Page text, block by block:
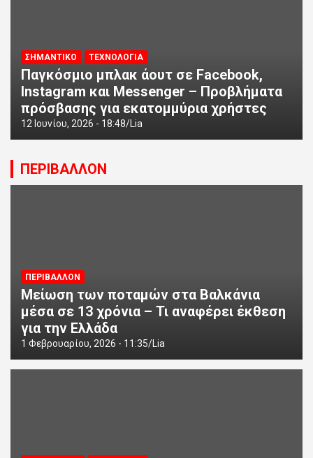
ΣΗΜΑΝΤΙΚΟ ΤΕΧΝΟΛΟΓΙΑ
Παγκόσμιο μπλακ άουτ σε Facebook,
Instagram και Messenger – Προβλήματα
πρόσβασης για εκατομμύρια χρήστες
12 Ιουνίου, 2026 - 18:48 Lia
ΠΕΡΙΒΑΛΛΟΝ
ΠΕΡΙΒΑΛΛΟΝ
Μείωση των ποταμών στα Βαλκάνια
μέσα σε 13 χρόνια – Τι αναφέρει έκθεση
για την Ελλάδα
1 Φεβρουαρίου, 2026 - 11:35 Lia